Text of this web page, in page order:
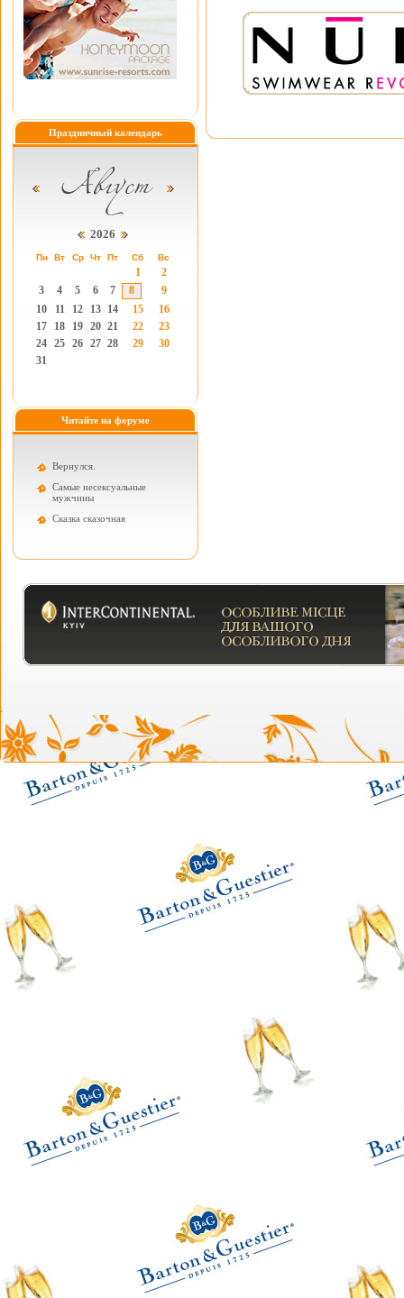
Праздничный календарь
2026
Пн Вт Ср Чт Пт Сб Вс
1
2
3
4 5 6 7 8
9
10
11 12 13 14 15
16
17
18 19 20 21 22
23
24 25 26 27 28 29
30
31
Читайте на форуме
Вернулся.
Самые несексуальные
мужчины
Cказка сказочная